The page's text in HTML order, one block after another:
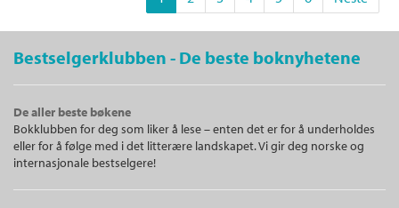
Bestselgerklubben - De beste boknyhetene
De aller beste bøkene
Bokklubben for deg som liker å lese – enten det er for å underholdes
eller for å følge med i det litterære landskapet. Vi gir deg norske og
internasjonale bestselgere!